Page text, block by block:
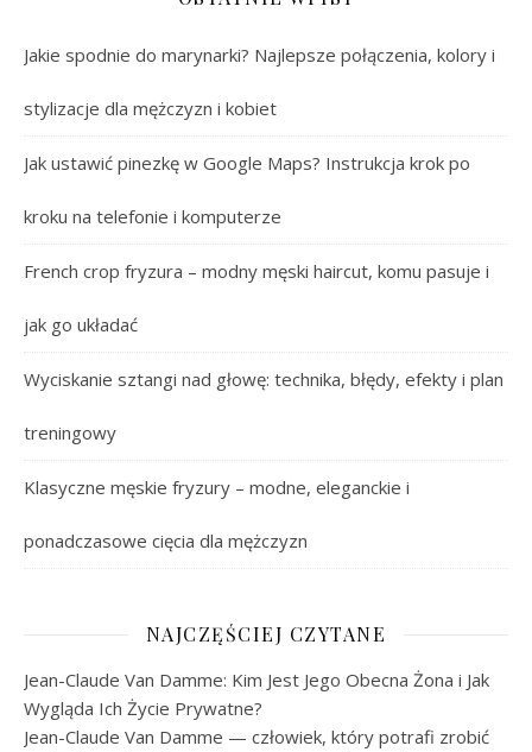
Jakie spodnie do marynarki? Najlepsze połączenia, kolory i
stylizacje dla mężczyzn i kobiet
Jak ustawić pinezkę w Google Maps? Instrukcja krok po
kroku na telefonie i komputerze
French crop fryzura – modny męski haircut, komu pasuje i
jak go układać
Wyciskanie sztangi nad głowę: technika, błędy, efekty i plan
treningowy
Klasyczne męskie fryzury – modne, eleganckie i
ponadczasowe cięcia dla mężczyzn
NAJCZĘŚCIEJ CZYTANE
Jean-Claude Van Damme: Kim Jest Jego Obecna Żona i Jak
Wygląda Ich Życie Prywatne?
Jean-Claude Van Damme — człowiek, który potrafi zrobić